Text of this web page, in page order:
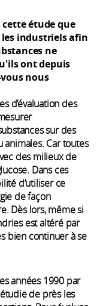
cette étude que
les industriels afin
ne
ont depuis
nous
d’évaluation des
sur des
Car toutes
des milieux de
Dans ces
d’utiliser ce
de façon
Dès lors, même si
est altéré par
bien continuer à se
années 1990 par
de près les